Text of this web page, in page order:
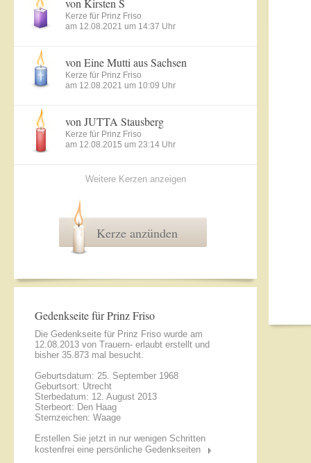
von Kirsten S
Kerze für Prinz Friso
am 12.08.2021 um 14:37 Uhr
von Eine Mutti aus Sachsen
Kerze für Prinz Friso
am 12.08.2021 um 10:09 Uhr
von JUTTA Stausberg
Kerze für Prinz Friso
am 12.08.2015 um 23:14 Uhr
Weitere Kerzen anzeigen
Kerze anzünden
Gedenkseite für Prinz Friso
Die Gedenkseite für Prinz Friso wurde am
12.08.2013 von Trauern- erlaubt erstellt und
bisher 35.873 mal besucht.
Geburtsdatum: 25. September 1968
Geburtsort: Utrecht
Sterbedatum: 12. August 2013
Sterbeort: Den Haag
Sternzeichen: Waage
Erstellen Sie jetzt in nur wenigen Schritten
kostenfrei eine persönliche Gedenkseiten